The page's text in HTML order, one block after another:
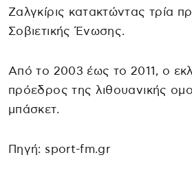
Ζαλγκίρις κατακτώντας τρία
Σοβιετικής Ένωσης.
Από το 2003 έως το 2011, ο
πρόεδρος της λιθουανικής
μπάσκετ.
Πηγή: sport-fm.gr